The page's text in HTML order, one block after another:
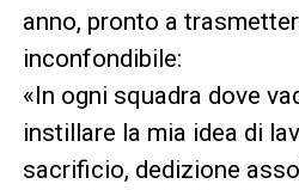
anno, pronto a
inconfondibile:
«In ogni squadra dove
instillare la mia idea di
sacrificio, dedizione